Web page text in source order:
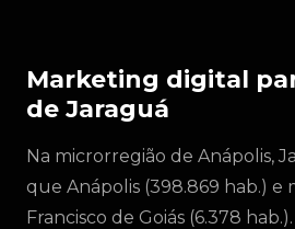
Marketing digital
de Jaraguá
Na microrregião de Anápolis,
que Anápolis (398.869 hab.) e
Francisco de Goiás (6.378 hab.).